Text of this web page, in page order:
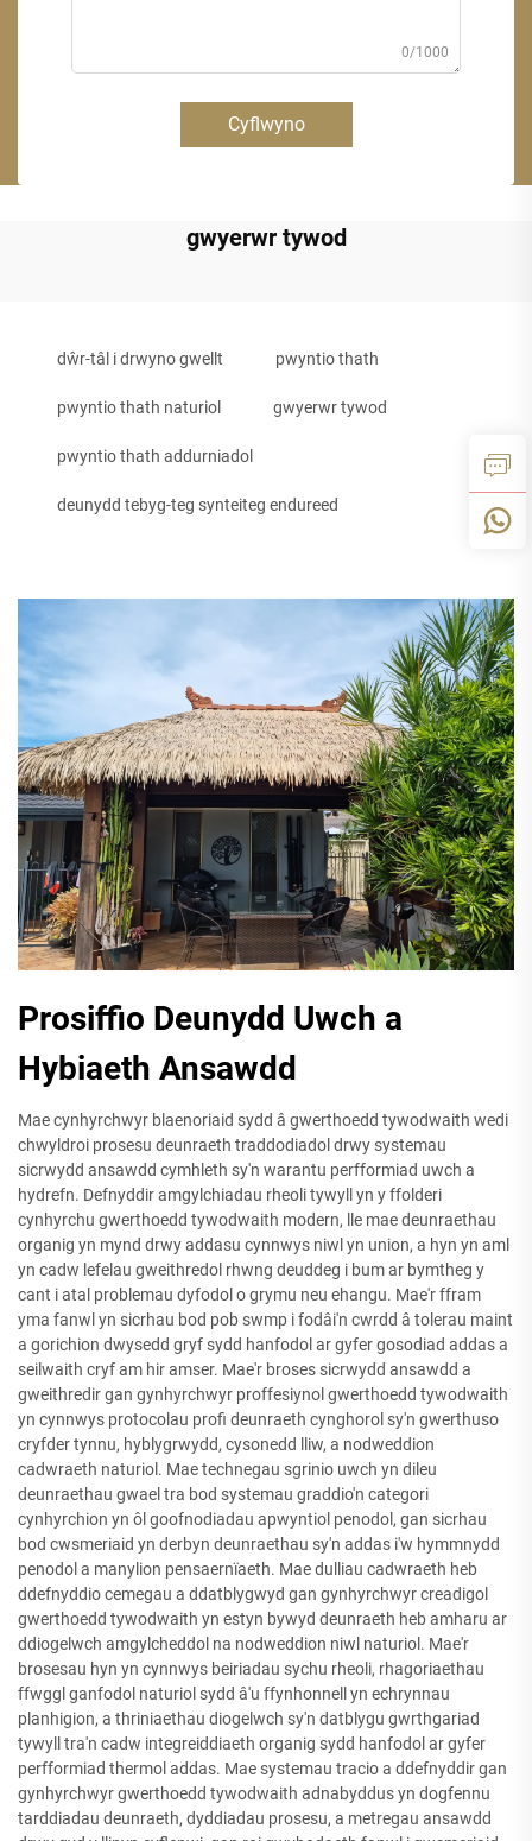
0/1000
Cyflwyno
gwyerwr tywod
dŵr-tâl i drwyno gwellt pwyntio thath
pwyntio thath naturiol gwyerwr tywod
pwyntio thath addurniadol
deunydd tebyg-teg synteiteg endureed
Prosiffio Deunydd Uwch a
Hybiaeth Ansawdd
Mae cynhyrchwyr blaenoriaid sydd â gwerthoedd tywodwaith wedi
chwyldroi prosesu deunraeth traddodiadol drwy systemau
sicrwydd ansawdd cymhleth sy'n warantu perfformiad uwch a
hydrefn. Defnyddir amgylchiadau rheoli tywyll yn y ffolderi
cynhyrchu gwerthoedd tywodwaith modern, lle mae deunraethau
organig yn mynd drwy addasu cynnwys niwl yn union, a hyn yn aml
yn cadw lefelau gweithredol rhwng deuddeg i bum ar bymtheg y
cant i atal problemau dyfodol o grymu neu ehangu. Mae'r ffram
yma fanwl yn sicrhau bod pob swmp i fodâi'n cwrdd â tolerau maint
a gorichion dwysedd gryf sydd hanfodol ar gyfer gosodiad addas a
seilwaith cryf am hir amser. Mae'r broses sicrwydd ansawdd a
gweithredir gan gynhyrchwyr proffesiynol gwerthoedd tywodwaith
yn cynnwys protocolau profi deunraeth cynghorol sy'n gwerthuso
cryfder tynnu, hyblygrwydd, cysonedd lliw, a nodweddion
cadwraeth naturiol. Mae technegau sgrinio uwch yn dileu
deunraethau gwael tra bod systemau graddio'n categori
cynhyrchion yn ôl goofnodiadau apwyntiol penodol, gan sicrhau
bod cwsmeriaid yn derbyn deunraethau sy'n addas i'w hymmnydd
penodol a manylion pensaernïaeth. Mae dulliau cadwraeth heb
ddefnyddio cemegau a ddatblygwyd gan gynhyrchwyr creadigol
gwerthoedd tywodwaith yn estyn bywyd deunraeth heb amharu ar
ddiogelwch amgylcheddol na nodweddion niwl naturiol. Mae'r
brosesau hyn yn cynnwys beiriadau sychu rheoli, rhagoriaethau
ffwggl ganfodol naturiol sydd â'u ffynhonnell yn echrynnau
planhigion, a thriniaethau diogelwch sy'n datblygu gwrthgariad
tywyll tra'n cadw integreiddiaeth organig sydd hanfodol ar gyfer
perfformiad thermol addas. Mae systemau tracio a ddefnyddir gan
gynhyrchwyr gwerthoedd tywodwaith adnabyddus yn dogfennu
tarddiadau deunraeth, dyddiadau prosesu, a metregau ansawdd